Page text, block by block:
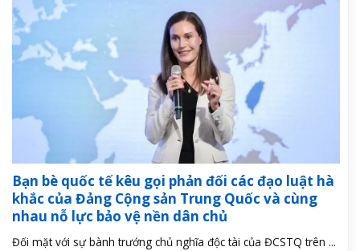
Bạn bè quốc tế kêu gọi phản đối các đạo luật hà
khắc của Đảng Cộng sản Trung Quốc và cùng
nhau nỗ lực bảo vệ nền dân chủ
Đối mặt với sự bành trướng chủ nghĩa độc tài của ĐCSTQ trên ...